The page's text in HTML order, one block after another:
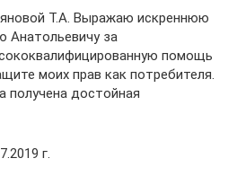
Т.А. Выражаю искреннюю
Анатольевичу за
помощь
моих прав как потребителя.
получена достойная
г.